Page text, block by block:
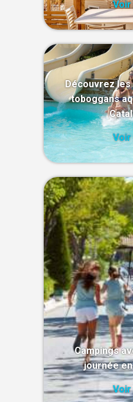
Voir
Découvrez les
toboggans
Voir
Campings
journée
Voir